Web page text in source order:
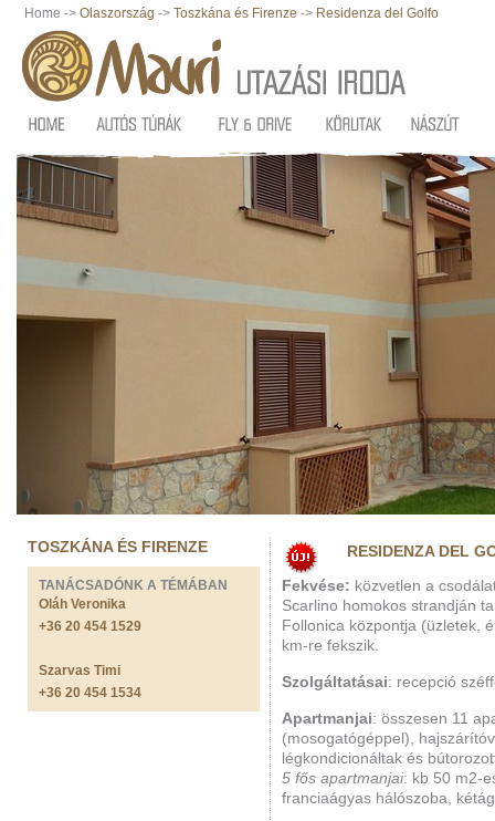
Home -> Olaszország -> Toszkána és Firenze -> Residenza del Golfo
TOSZKÁNA ÉS FIRENZE
TANÁCSADÓNK A TÉMÁBAN
Oláh Veronika
+36 20 454 1529
Szarvas Timi
+36 20 454 1534
RESIDENZA DEL
Fekvése: közvetlen a
Scarlino homokos strandján
Follonica központja (üzletek,
km-re fekszik.
Szolgáltatásai: recepció
Apartmanjai: összesen 11
(mosogatógéppel),
légkondicionáltak és
5 fős apartmanjai: kb 50 m2-
franciaágyas hálószoba,